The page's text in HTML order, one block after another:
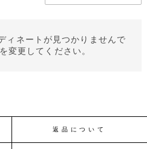
ィネートが見つかりませんで
変更してください。
返品について